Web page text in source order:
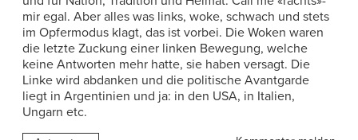
mir egal. Aber alles was links, woke, schwach und stets
im Opfermodus klagt, das ist vorbei. Die Woken waren
die letzte Zuckung einer linken Bewegung, welche
keine Antworten mehr hatte, sie haben versagt. Die
Linke wird abdanken und die politische Avantgarde
liegt in Argentinien und ja: in den USA, in Italien,
Ungarn etc.